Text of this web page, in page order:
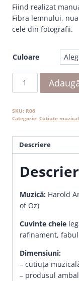
Fiind realizat
Fibra lemnului,
cele din fotografii.
Culoare
Over
rainbow
SKU: R06
Categorie: Cutiuțe
Descriere
Muzică: Harold
of Oz)
Cuvinte cheie
rafinament,
Dimensiuni:
– cutiuța
– produsul